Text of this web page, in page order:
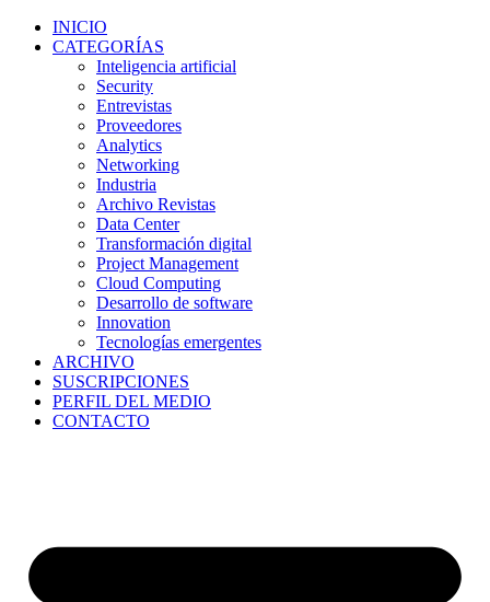
INICIO
CATEGORÍAS
Inteligencia artificial
Security
Entrevistas
Proveedores
Analytics
Networking
Industria
Archivo Revistas
Data Center
Transformación digital
Project Management
Cloud Computing
Desarrollo de software
Innovation
Tecnologías emergentes
ARCHIVO
SUSCRIPCIONES
PERFIL DEL MEDIO
CONTACTO